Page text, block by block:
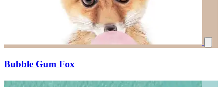
Bubble Gum Fox